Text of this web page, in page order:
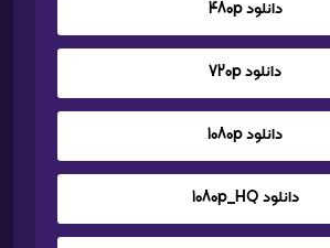
دانلود 480p
دانلود 720p
دانلود 1080p
دانلود 1080p_HQ